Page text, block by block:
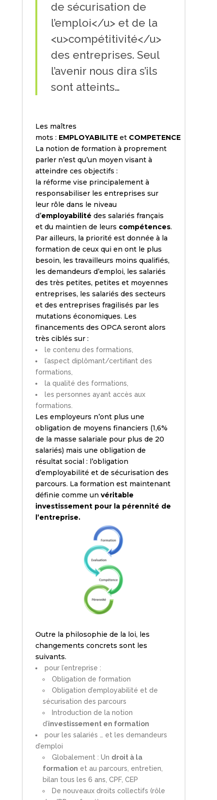
de sécurisation de
l’emploi</u> et de la
<u>compétitivité</u>
des entreprises. Seul
l’avenir nous dira s’ils
sont atteints…
Les maîtres
mots : EMPLOYABILITEet COMPETENCE
La notion de formation à proprement
parler n’est qu’un moyen visant à
atteindre ces objectifs :
la réforme vise principalement à
responsabiliser les entreprises sur
leur rôle dans le niveau
d’employabilité des salariés français
et du maintien de leurs compétences.
Par ailleurs, la priorité est donnée à la
formation de ceux qui en ont le plus
besoin, les travailleurs moins qualifiés,
les demandeurs d’emploi, les salariés
des très petites, petites et moyennes
entreprises, les salariés des secteurs
et des entreprises fragilisés par les
mutations économiques. Les
financements des OPCA seront alors
très ciblés sur :
le contenu des formations,
l’aspect diplômant/certifiant des
formations,
la qualité des formations,
les personnes ayant accès aux
formations.
Les employeurs n’ont plus une
obligation de moyens financiers (1,6%
de la masse salariale pour plus de 20
salariés) mais une obligation de
résultat social : l’obligation
d’employabilité et de sécurisation des
parcours. La formation est maintenant
définie comme un véritable
investissement pour la pérennité de
l’entreprise.
Outre la philosophie de la loi, les
changements concrets sont les
suivants.
pour l’entreprise :
Obligation de formation
Obligation d’employabilité et de
sécurisation des parcours
Introduction de la notion
d’investissement en formation
pour les salariés … et les demandeurs
d’emploi
Globalement : Un droit à la
formation et au parcours, entretien,
bilan tous les 6 ans, CPF, CEP
De nouveaux droits collectifs (rôle